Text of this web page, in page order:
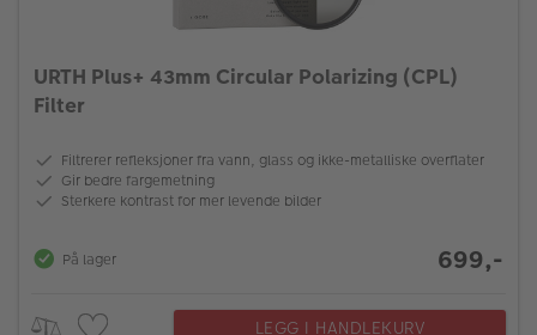
URTH Plus+ 43mm Circular Polarizing (CPL)
Filter
Filtrerer refleksjoner fra vann, glass og ikke-metalliske overflater
Gir bedre fargemetning
Sterkere kontrast for mer levende bilder
På lager 699,-
LEGG I HANDLEKURV